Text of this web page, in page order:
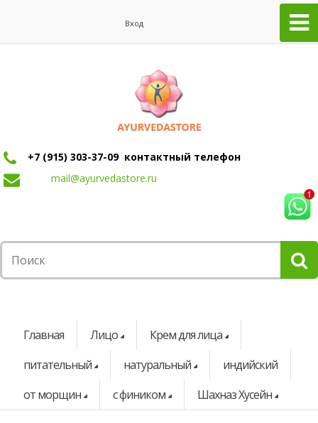
Вход
+7 (915) 303-37-09 контактный телефон
mail@ayurvedastore.ru
Главная Лицо
Крем для лица
питательный
натуральный
индийский
от морщин
с фиником Шахназ Хусейн